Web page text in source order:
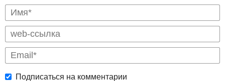
Подписаться на комментарии